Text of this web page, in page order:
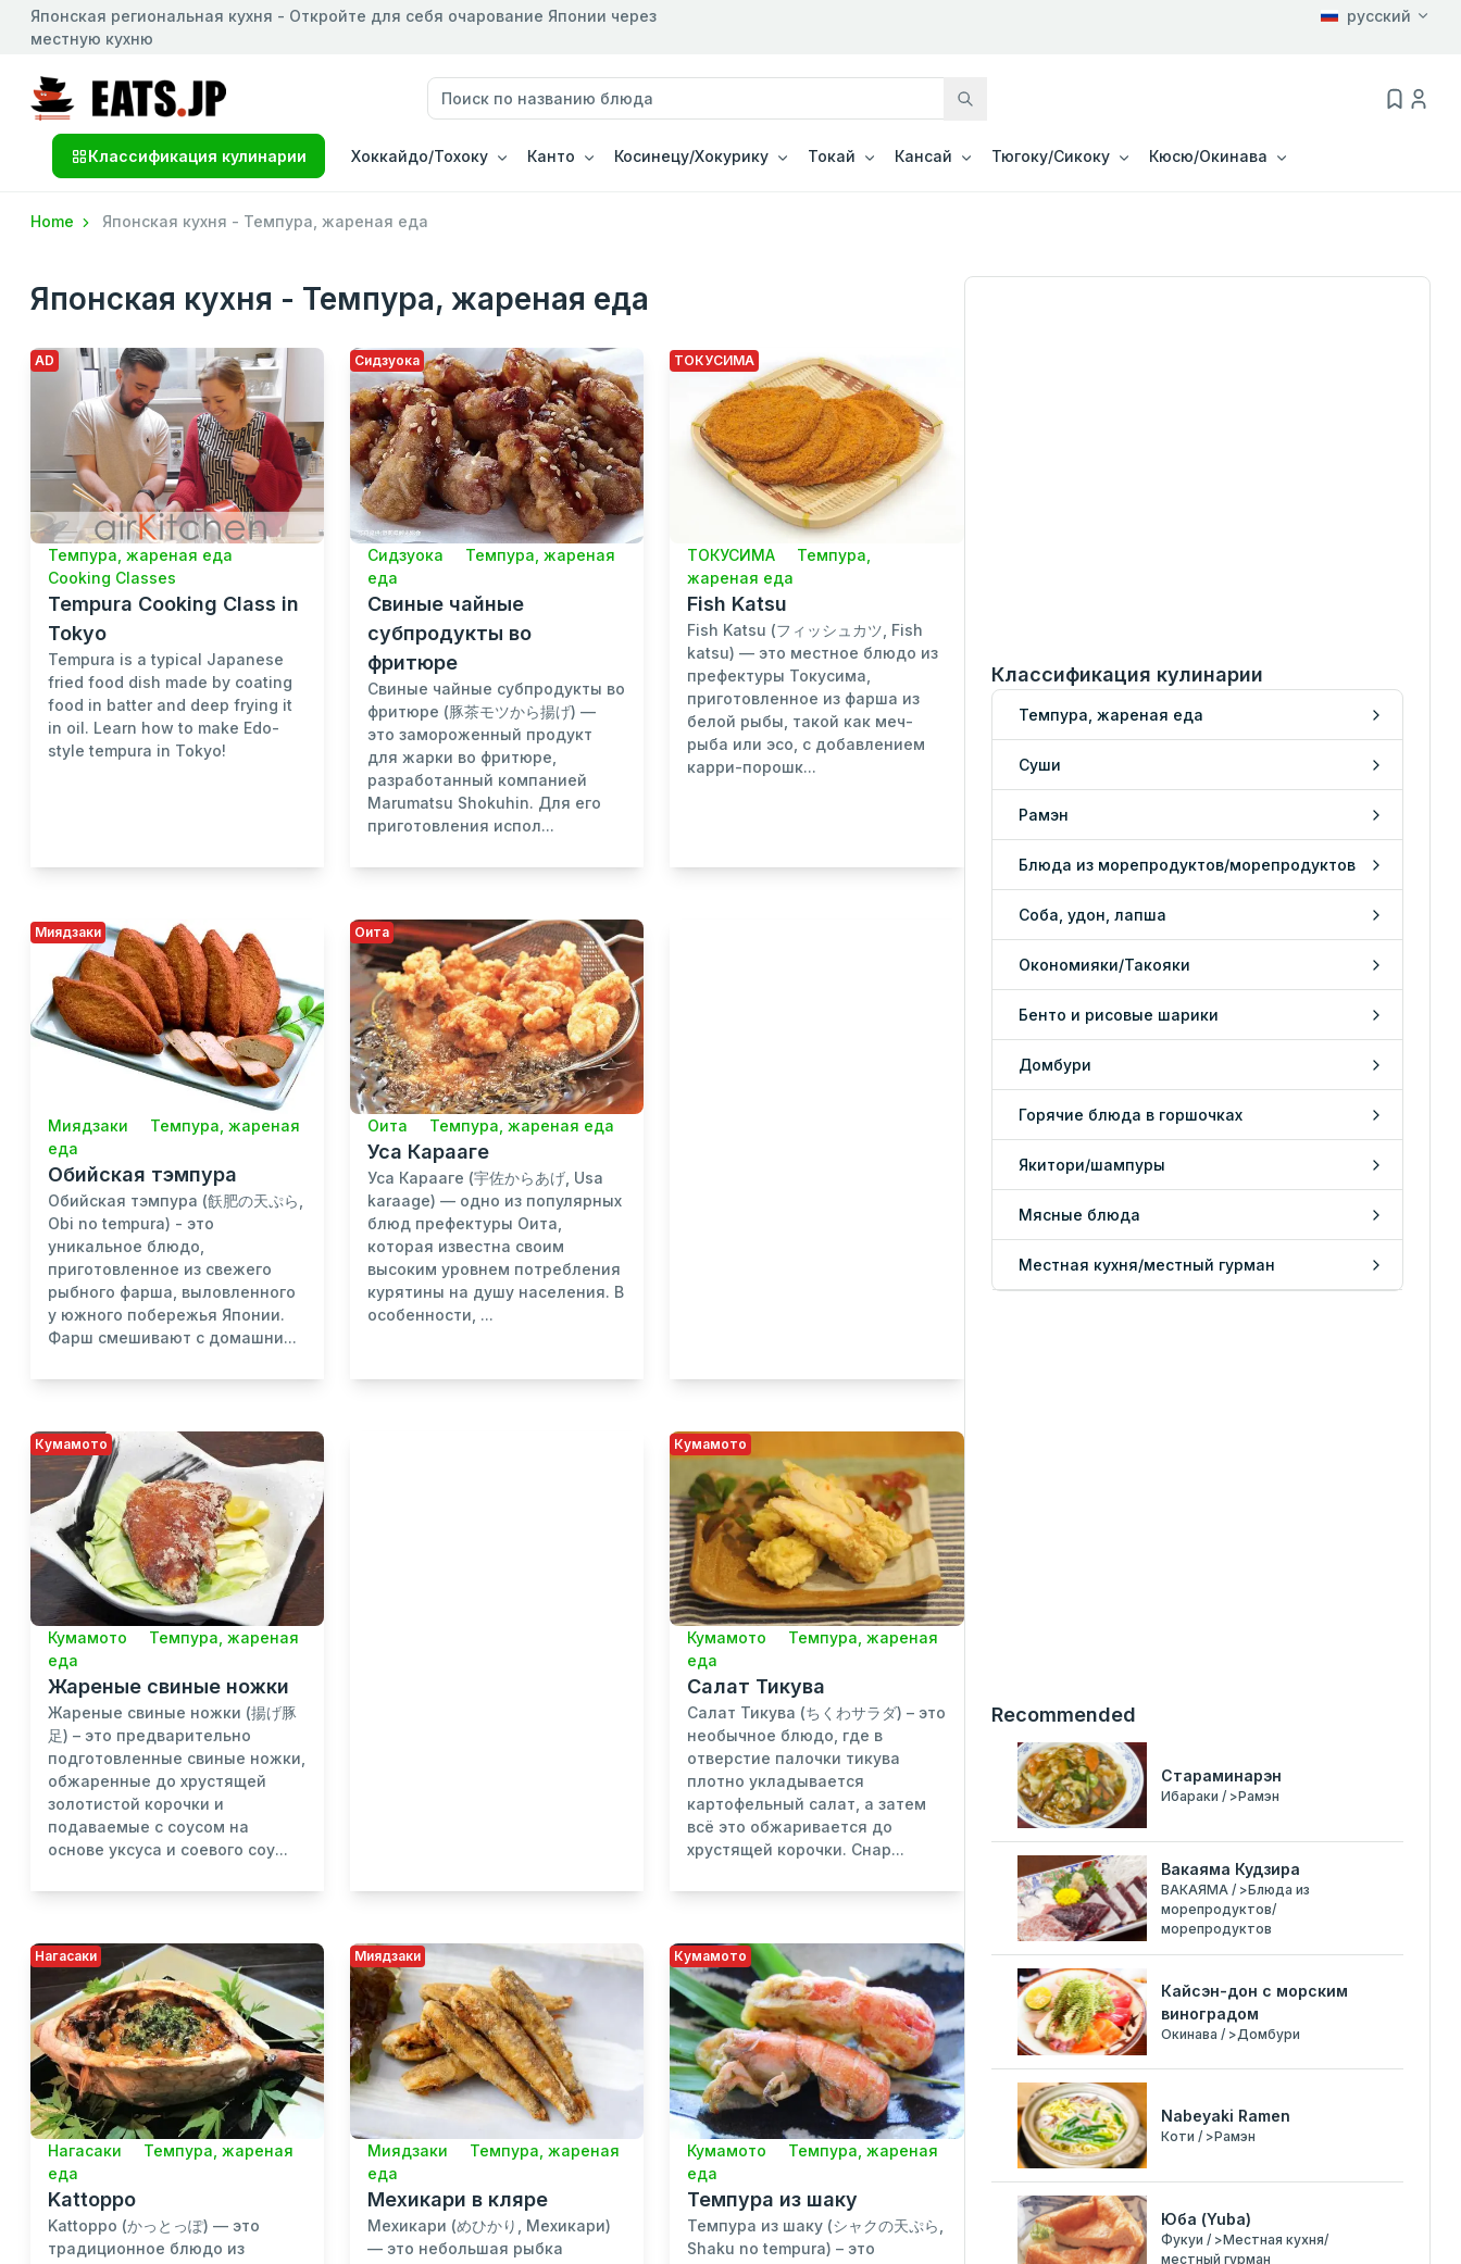
Японская региональная кухня - Откройте для себя очарование Японии через
местную кухню
русский
Классификация кулинарии Хоккайдо/Тохоку Канто Косинецу/Хокурику Токай Кансай Тюгоку/Сикоку Кюсю/Окинава
Home Японская кухня - Темпура, жареная еда
Японская кухня - Темпура, жареная еда
AD
Темпура, жареная еда
Cooking Classes
Tempura Cooking Class in
Tokyo
Tempura is a typical Japanese
fried food dish made by coating
food in batter and deep frying it
in oil. Learn how to make Edo-
style tempura in Tokyo!
Сидзуока
Сидзуока
Темпура, жареная
еда
Свиные чайные
субпродукты во
фритюре
Свиные чайные субпродукты во
фритюре (豚茶モツから揚げ) —
это замороженный продукт
для жарки во фритюре,
разработанный компанией
Marumatsu Shokuhin. Для его
приготовления испол...
ТОКУСИМА
ТОКУСИМА
Темпура,
жареная еда
Fish Katsu
Fish Katsu (フィッシュカツ, Fish
katsu) — это местное блюдо из
префектуры Токусима,
приготовленное из фарша из
белой рыбы, такой как меч-
рыба или эсо, с добавлением
карри-порошк...
Миядзаки
Миядзаки
Темпура, жареная
еда
Обийская тэмпура
Обийская тэмпура (飫肥の天ぷら,
Obi no tempura) - это
уникальное блюдо,
приготовленное из свежего
рыбного фарша, выловленного
у южного побережья Японии.
Фарш смешивают с домашни...
Оита
Оита Темпура, жареная еда
Уса Карааге
Уса Карааге (宇佐からあげ, Usa
karaage) — одно из популярных
блюд префектуры Оита,
которая известна своим
высоким уровнем потребления
курятины на душу населения. В
особенности, ...
Кумамото
Кумамото
Темпура, жареная
еда
Жареные свиные ножки
Жареные свиные ножки (揚げ豚
足) – это предварительно
подготовленные свиные ножки,
обжаренные до хрустящей
золотистой корочки и
подаваемые с соусом на
основе уксуса и соевого соу...
Кумамото
Кумамото
Темпура, жареная
еда
Салат Тикува
Салат Тикува (ちくわサラダ) – это
необычное блюдо, где в
отверстие палочки тикува
плотно укладывается
картофельный салат, а затем
всё это обжаривается до
хрустящей корочки. Снар...
Нагасаки
Нагасаки
Темпура, жареная
еда
Kattoppo
Kattoppo (かっとっぽ) — это
традиционное блюдо из
Миядзаки
Миядзаки
Темпура, жареная
еда
Мехикари в кляре
Мехикари (めひかり, Мехикари)
— это небольшая рыбка
Кумамото
Кумамото
Темпура, жареная
еда
Темпура из шаку
Темпура из шаку (シャクの天ぷら,
Shaku no tempura) – это
Классификация кулинарии
Темпура, жареная еда
Суши
Рамэн
Блюда из морепродуктов/морепродуктов
Соба, удон, лапша
Окономияки/Такояки
Бенто и рисовые шарики
Домбури
Горячие блюда в горшочках
Якитори/шампуры
Мясные блюда
Местная кухня/местный гурман
Recommended
Стараминарэн
Ибараки / >Рамэн
Вакаяма Кудзира
ВАКАЯМА / >Блюда из
морепродуктов/
морепродуктов
Кайсэн-дон с морским
виноградом
Окинава / >Домбури
Nabeyaki Ramen
Коти / >Рамэн
Юба (Yuba)
Фукуи / >Местная кухня/
местный гурман